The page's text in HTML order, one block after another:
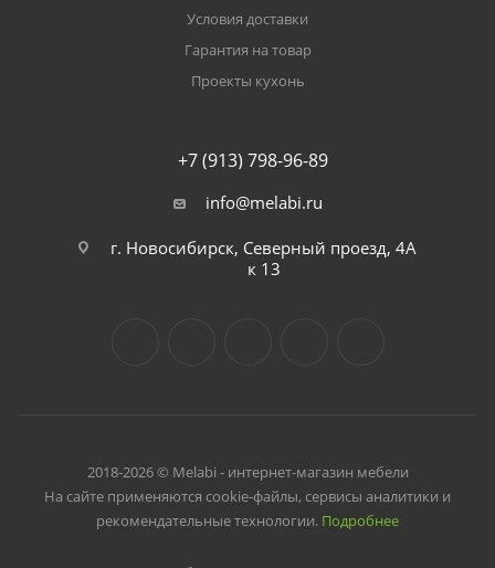
Условия доставки
Гарантия на товар
Проекты кухонь
+7 (913) 798-96-89
info@melabi.ru
г. Новосибирск, Северный проезд, 4А
к 13
2018-2026 © Melabi - интернет-магазин мебели
На сайте применяются cookie-файлы, сервисы аналитики и
рекомендательные технологии. Подробнее